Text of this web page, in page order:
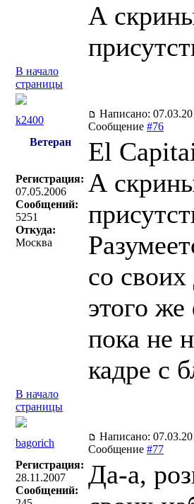
А
В начало
страницы
k2400
Написано:
Сообщение #76
Ветеран
Регистрация:
07.05.2006
Сообщений:
5251
Откуда:
Москва
El
А
со
этого
пока не
кадре с
В начало
страницы
bagorich
Написано:
Сообщение #77
Регистрация:
28.11.2007
Сообщений:
Да-а,